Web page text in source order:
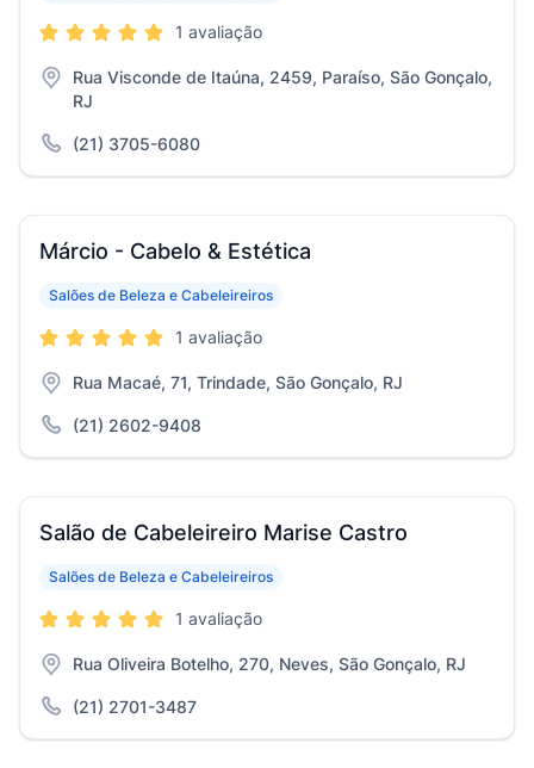
1 avaliação
Rua Visconde de Itaúna, 2459, Paraíso, São Gonçalo,
RJ
(21) 3705-6080
Márcio - Cabelo & Estética
Salões de Beleza e Cabeleireiros
1 avaliação
Rua Macaé, 71, Trindade, São Gonçalo, RJ
(21) 2602-9408
Salão de Cabeleireiro Marise Castro
Salões de Beleza e Cabeleireiros
1 avaliação
Rua Oliveira Botelho, 270, Neves, São Gonçalo, RJ
(21) 2701-3487